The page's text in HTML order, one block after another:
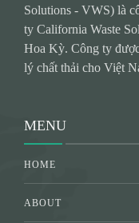
Solutions - VWS) là
ty California Waste
Hoa Kỳ. Công ty
lý chất thải cho Việt
MENU
HOME
ABOUT